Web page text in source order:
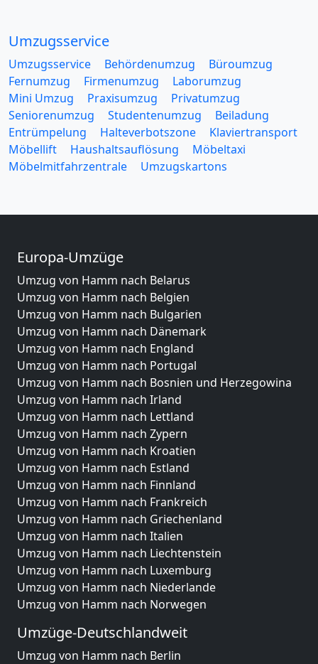
Umzugsservice
Umzugsservice Behördenumzug
Büroumzug
Fernumzug
Firmenumzug
Laborumzug
Mini Umzug
Praxisumzug
Privatumzug
Seniorenumzug
Studentenumzug
Beiladung
Entrümpelung
Halteverbotszone
Klaviertransport
Möbellift
Haushaltsauflösung
Möbeltaxi
Möbelmitfahrzentrale
Umzugskartons
Europa-Umzüge
Umzug von Hamm nach Belarus
Umzug von Hamm nach Belgien
Umzug von Hamm nach Bulgarien
Umzug von Hamm nach Dänemark
Umzug von Hamm nach England
Umzug von Hamm nach Portugal
Umzug von Hamm nach Bosnien und Herzegowina
Umzug von Hamm nach Irland
Umzug von Hamm nach Lettland
Umzug von Hamm nach Zypern
Umzug von Hamm nach Kroatien
Umzug von Hamm nach Estland
Umzug von Hamm nach Finnland
Umzug von Hamm nach Frankreich
Umzug von Hamm nach Griechenland
Umzug von Hamm nach Italien
Umzug von Hamm nach Liechtenstein
Umzug von Hamm nach Luxemburg
Umzug von Hamm nach Niederlande
Umzug von Hamm nach Norwegen
Umzüge-Deutschlandweit
Umzug von Hamm nach Berlin